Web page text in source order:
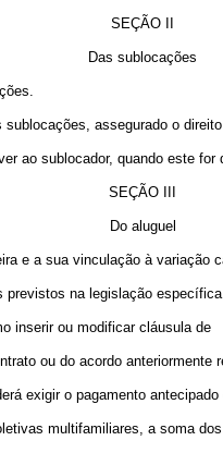
SEÇÃO II
Das sublocações
sublocações, assegurado o
ao sublocador, quando este
SEÇÃO III
Do aluguel
e a sua vinculação à variação
previstos na legislação
inserir ou modificar
ou do acordo
exigir o pagamento antecipado
multifamiliares, a soma